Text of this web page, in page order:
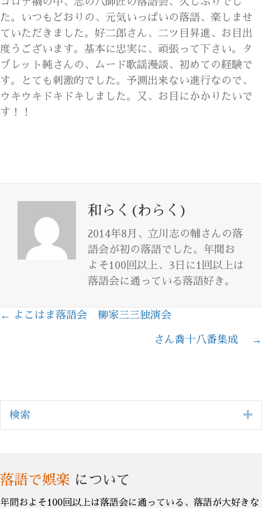
た。いつもどおりの、元気いっぱいの落語、楽しませ
ていただきました。好二郎さん、二ツ目昇進、お目出
度うございます。基本に忠実に、頑張って下さい。タ
ブレット純さんの、ムード歌謡漫談、初めての経験で
す。とても刺激的でした。予測出来ない進行なので、
ウキウキドキドキしました。又、お目にかかりたいで
す！！
和らく(わらく)
2014年8月、立川志の輔さんの落
語会が初の落語でした。年間お
よそ100回以上、3日に1回以上は
落語会に通っている落語好き。
Posts
← よこはま落語会 柳家三三独演会
さん喬十八番集成 →
検索
落語で娯楽 について
年間およそ100回以上は落語会に通っている、落語が大好きな